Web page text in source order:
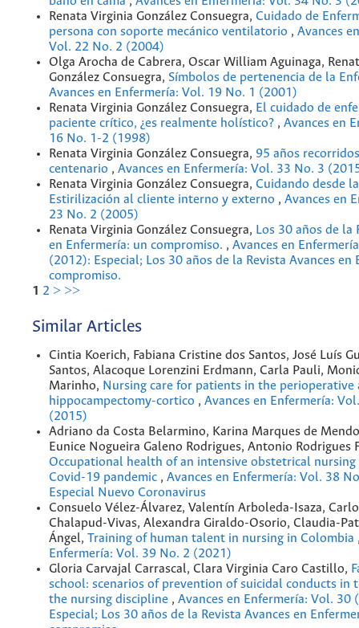
Renata Virginia González Consuegra, Cuidado de
persona con soporte mecánico ventilatorio , Avances
Vol. 22 No. 2 (2004)
Olga Arocha de Cabrera, Oscar William Aguinaga,
González Consuegra, Símbolos de pertenencia de la
Avances en Enfermería: Vol. 19 No. 1 (2001)
Renata Virginia González Consuegra, El cuidado de
paciente crítico, ¿es realmente holístico? , Avances en
16 No. 1-2 (1998)
Renata Virginia González Consuegra, 95 años
centenario , Avances en Enfermería: Vol. 33 No. 3
Renata Virginia González Consuegra, Cuidando desde
Estirilización al cliente interno y externo , Avances en
23 No. 2 (2005)
Renata Virginia González Consuegra, Los 30 años de la
en Enfermería: un compromiso. , Avances en
(2012): Especial; Los 30 años de la Revista Avances en
compromiso.
1 2 > >>
Similar Articles
Cintia Koerich, Fabiana Cristine dos Santos, José Luís
Santos, Alacoque Lorenzini Erdmann, Carla Pauli,
Marinho, Nursing care for patients in the perioperative
hippocampectomy-cortico , Avances en Enfermería:
(2015)
Adriano da Costa Belarmino, Karina Marques de
Eunice Nogueira Galeno Rodrigues, Antonio Rodrigues
Occupational health of an intensive obstetrical nursing
Covid-19 pandemic , Avances en Enfermería: Vol. 38
Especial Nuevo Coronavirus
Consuelo Vélez-Álvarez, Valentín Arboleda-Isaza,
Chalapud-Vivas, Alexandra Giraldo-Osorio, Claudia-
Ángel, Training of human talent in nursing in Colombia
Enfermería: Vol. 39 No. 2 (2021)
Gloria Carvajal Carrascal, Clara Virginia Caro Castillo,
school: scenarios of prevention of suicidal conducts in
the nursing discipline , Avances en Enfermería: Vol. 30
Especial; Los 30 años de la Revista Avances en